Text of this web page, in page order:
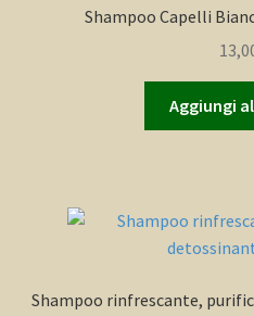
Shampoo Capelli
Aggiungi
Shampoo rinfrescante,